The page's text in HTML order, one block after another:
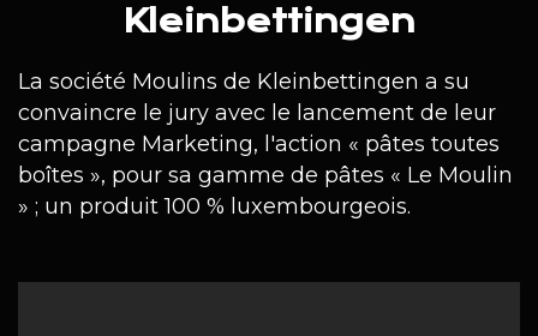
Kleinbettingen
La société Moulins de Kleinbettingen a su
convaincre le jury avec le lancement de leur
campagne Marketing, l'action « pâtes toutes
boîtes », pour sa gamme de pâtes « Le Moulin
» ; un produit 100 % luxembourgeois.